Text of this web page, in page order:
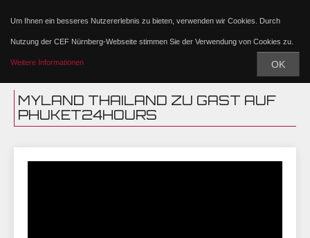
Um Ihnen ein besseres Nutzererlebnis zu bieten, verwenden wir Cookies. Durch
Nutzung der CEF Nürnberg-Webseite stimmen Sie der Verwendung von Cookies zu.
Weitere Informationen OK
MYLAND THAILAND ZU GAST AUF
PHUKET24HOURS